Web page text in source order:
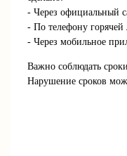
- Через официальный
- По телефону
- Через мобильное
Важно соблюдать
Нарушение сроков